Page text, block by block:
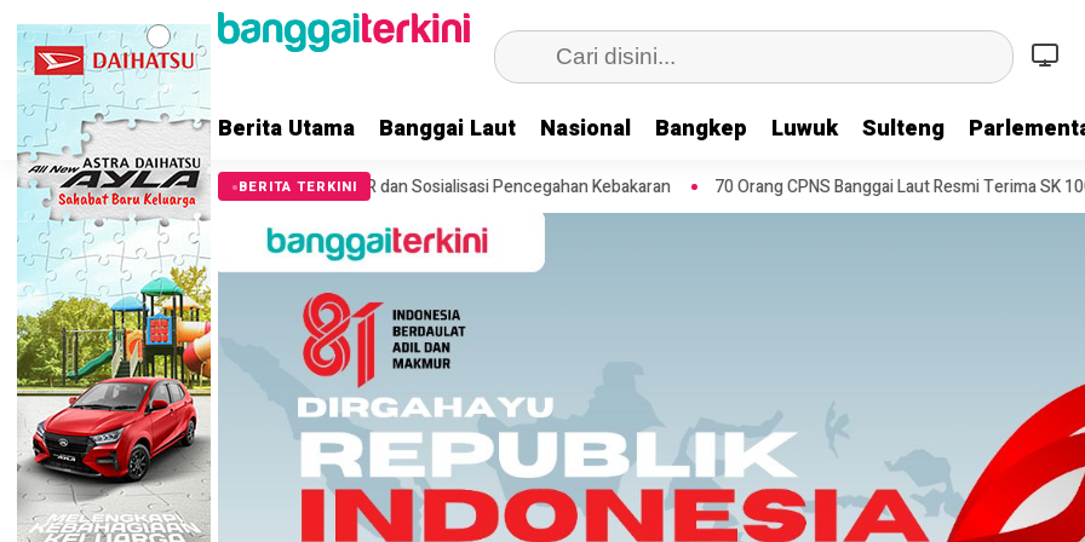
Berita Utama Banggai Laut Nasional Bangkep Luwuk Sulteng
BERITA TERKINI
Gelar Pelatihan APAR dan Sosialisasi Pencegahan Kebakaran 70 Orang CPNS Banggai Laut Resmi Terima SK 100 Persen Kapolda